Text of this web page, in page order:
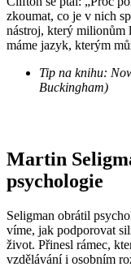
zkoumat, co je v nich
nástroj, který milionům
máme jazyk, kterým
Tip na knihu:
Buckingham)
Martin
psychologie
Seligman obrátil
víme, jak podporovat
život. Přinesl rámec,
vzdělávání i osobním